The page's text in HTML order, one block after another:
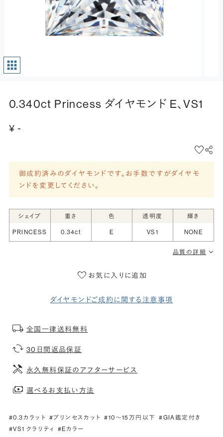
0.340ct Princess ダイヤモンド E、VS1
¥ -
御成約済みのダイヤモンドです。お手数ですがダイヤモ
ンドを変更してください。
シェイプ 重さ 色 透明度 輝き
PRINCESS 0.34ct E VS1 NONE
品質の詳細
お気に入りに追加
ダイヤモンドご成約に関する注意事項
全国一律送料無料
30日間返品保証
永久無料保証のアフターサービス
選べるお支払い方法
#0.3カラット #プリンセスカット #10〜15万円以下 #GIA鑑定付き
#VS1 クラリティ #Eカラー